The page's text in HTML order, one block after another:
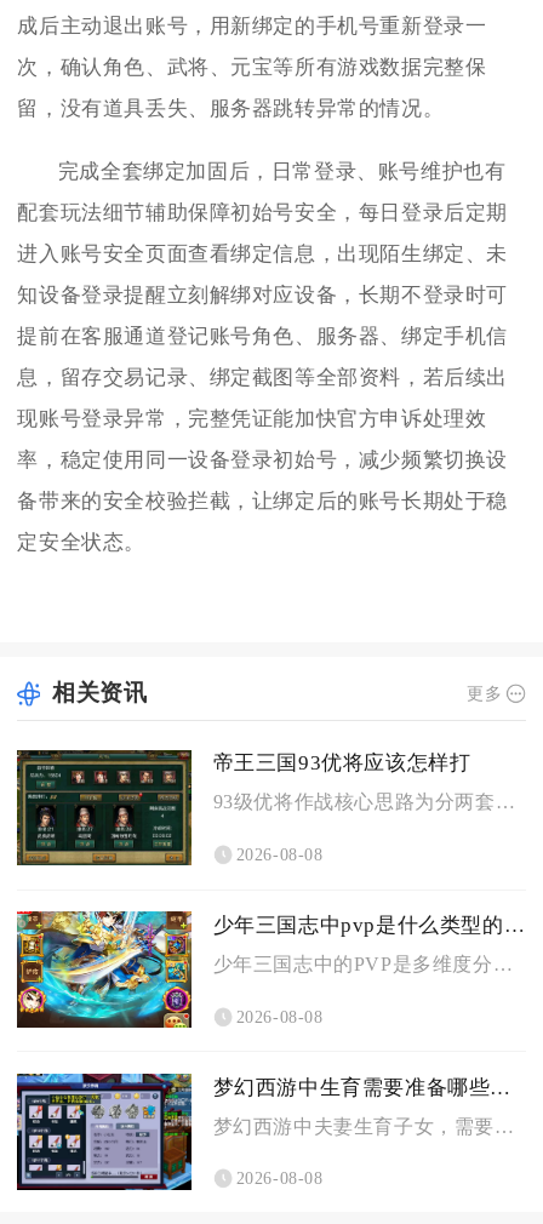
成后主动退出账号，用新绑定的手机号重新登录一
次，确认角色、武将、元宝等所有游戏数据完整保
留，没有道具丢失、服务器跳转异常的情况。
完成全套绑定加固后，日常登录、账号维护也有
配套玩法细节辅助保障初始号安全，每日登录后定期
进入账号安全页面查看绑定信息，出现陌生绑定、未
知设备登录提醒立刻解绑对应设备，长期不登录时可
提前在客服通道登记账号角色、服务器、绑定手机信
息，留存交易记录、绑定截图等全部资料，若后续出
现账号登录异常，完整凭证能加快官方申诉处理效
率，稳定使用同一设备登录初始号，减少频繁切换设
备带来的安全校验拦截，让绑定后的账号长期处于稳
定安全状态。
相关资讯 更多
帝王三国93优将应该怎样打
93级优将作战核心思路为分两套成型阵容，刷黄练级选用智步搭配...
2026-08-08
少年三国志中pvp是什么类型的游戏
少年三国志中的PVP是多维度分层的玩家实时异步卡牌策略对战类...
2026-08-08
梦幻西游中生育需要准备哪些条件
梦幻西游中夫妻生育子女，需要备好专属房屋、达标角色等级与夫妻...
2026-08-08